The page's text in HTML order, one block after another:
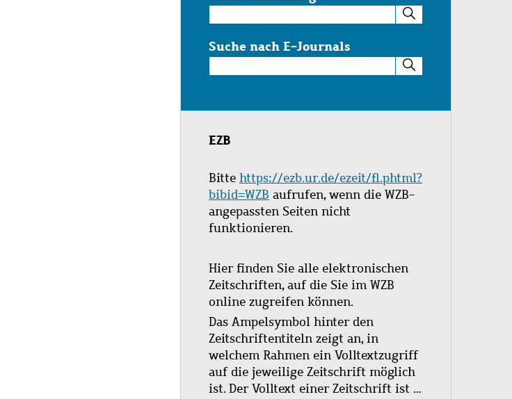
im
Katalog
Suche nach E-Journals
nach
Journals
EZB
Bitte https://ezb.ur.de/ezeit/fl.phtml?
bibid=WZB aufrufen, wenn die WZB-
angepassten Seiten nicht
funktionieren.
Hier finden Sie alle elektronischen
Zeitschriften, auf die Sie im WZB
online zugreifen können.
Das Ampelsymbol hinter den
Zeitschriftentiteln zeigt an, in
welchem Rahmen ein Volltextzugriff
auf die jeweilige Zeitschrift möglich
ist. Der Volltext einer Zeitschrift ist …